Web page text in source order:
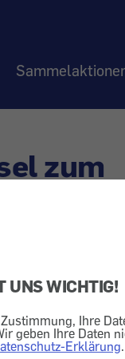
UNS WICHTIG!
Ihre
geben Ihre Daten
Erklärung.
zum
bei